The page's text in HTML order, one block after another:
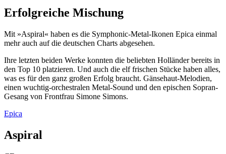
Erfolgreiche Mischung
Mit »Aspiral« haben es die Symphonic-Metal-Ikonen Epica einmal
mehr auch auf die deutschen Charts abgesehen.
Ihre letzten beiden Werke konnten die beliebten Holländer bereits in
den Top 10 platzieren. Und auch die elf frischen Stücke haben alles,
was es für den ganz großen Erfolg braucht. Gänsehaut-Melodien,
einen wuchtig-orchestralen Metal-Sound und den epischen Sopran-
Gesang von Frontfrau Simone Simons.
Epica
Aspiral